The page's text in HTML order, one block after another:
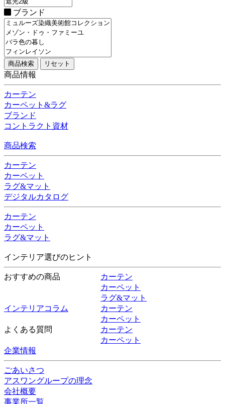
ブランド
商品情報
カーテン
カーペット&ラグ
ブランド
コントラクト資材
商品検索
カーテン
カーペット
ラグ&マット
デジタルカタログ
カーテン
カーペット
ラグ&マット
インテリア選びのヒント
おすすめの商品
カーテン
カーペット
ラグ&マット
インテリアコラム
カーテン
カーペット
よくある質問
カーテン
カーペット
企業情報
ごあいさつ
アスワングループの理念
会社概要
事業所一覧